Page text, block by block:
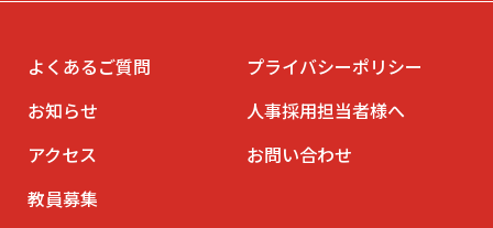
よくあるご質問
お知らせ
アクセス
教員募集
プライバシーポリシー
人事採用担当者様へ
お問い合わせ